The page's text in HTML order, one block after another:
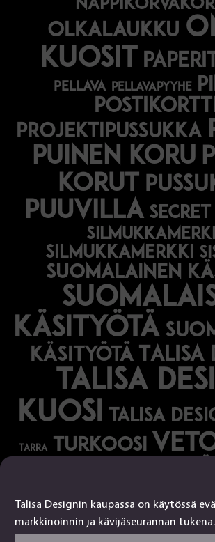
Talisa Designin kaupassa on käytössä
markkinoinnin ja kävijäseurannan tukena.
olkalaukku
kuosit
pellava pellavapyyhe
projektipussukka
puinen koru
korut
puuvilla secret
silmukkamerkki
suomalainen
käsityötä
käsityötä Talisa
talisa
kuosi talisa
tarra turkoosi
Talisa Design
tanjalusua@gmail.com